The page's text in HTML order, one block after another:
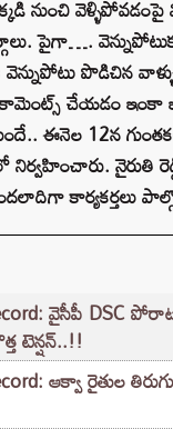
నుంచి వెళ్ళిపోవడంపై
పైగా….
వెన్నుపోటు పొడిచిన
చేయడం ఇంకా
ఈనెల 12న
నైరుతి
కార్యకర్తలు
వైసీపీ DSC
టెన్షన్..!!
ఆక్వా రైతుల